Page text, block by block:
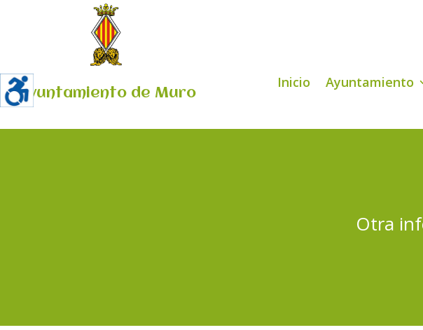
Ayuntamiento de Muro
Inicio Ayuntamiento
Otra